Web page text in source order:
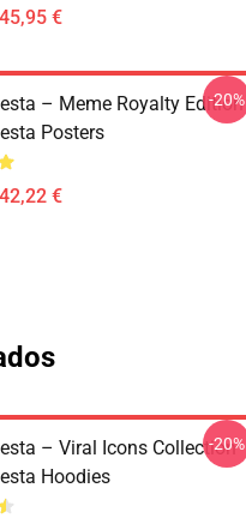
€
– Meme Royalty Edition
Posters
€
-20%
– Viral Icons Collection
Hoodies
-20%